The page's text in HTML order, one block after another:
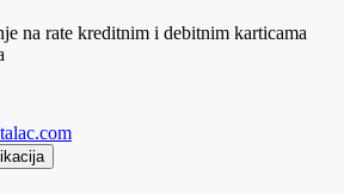
na rate kreditnim i debitnim karticama